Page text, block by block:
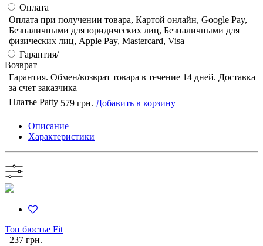
Оплата
Оплата при получении товара, Картой онлайн, Google Pay,
Безналичными для юридических лиц, Безналичными для
физических лиц, Apple Pay, Mastercard, Visa
Гарантия/
Возврат
Гарантия. Обмен/возврат товара в течение 14 дней. Доставка
за счет заказчика
Платье Patty 579 грн. Добавить в корзину
Описание
Характеристики
Топ бюстье Fit
237 грн.